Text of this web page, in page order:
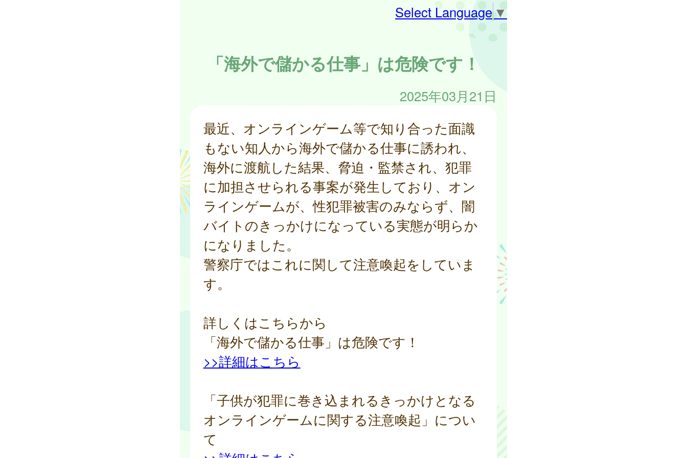
Select Language ▼
「海外で儲かる仕事」は危険です！
2025年03月21日
最近、オンラインゲーム等で知り合った面識
もない知人から海外で儲かる仕事に誘われ、
海外に渡航した結果、脅迫・監禁され、犯罪
に加担させられる事案が発生しており、オン
ラインゲームが、性犯罪被害のみならず、闇
バイトのきっかけになっている実態が明らか
になりました。
警察庁ではこれに関して注意喚起をしていま
す。
詳しくはこちらから
「海外で儲かる仕事」は危険です！
>>詳細はこちら
「子供が犯罪に巻き込まれるきっかけとなる
オンラインゲームに関する注意喚起」につい
て